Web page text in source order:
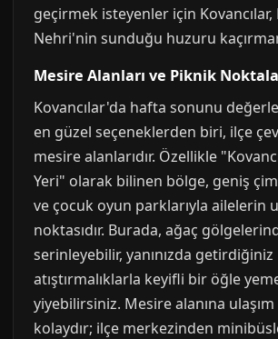
geçirmek isteyenler için Kovancılar,
Nehri'nin sunduğu huzuru
Mesire Alanları ve Piknik
Kovancılar'da hafta sonunu
en güzel seçeneklerden biri, ilçe
mesire alanlarıdır. Özellikle
Yeri" olarak bilinen bölge, geniş
ve çocuk oyun parklarıyla ailelerin
noktasıdır. Burada, ağaç
serinleyebilir, yanınızda getirdiğiniz
atıştırmalıklarla keyifli bir öğle
yiyebilirsiniz. Mesire alanına
kolaydır; ilçe merkezinden